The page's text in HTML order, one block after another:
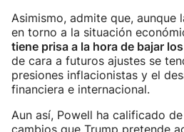
Asimismo, admite que, aunque
en torno a la situación
tiene prisa a la hora de bajar
de cara a futuros ajustes se
presiones inflacionistas y el
financiera e internacional.
Aun así, Powell ha calificado
cambios que Trump pretende